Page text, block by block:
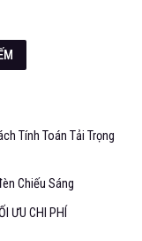
Tính Toán Tải Trọng
Chiếu Sáng
ƯU CHI PHÍ